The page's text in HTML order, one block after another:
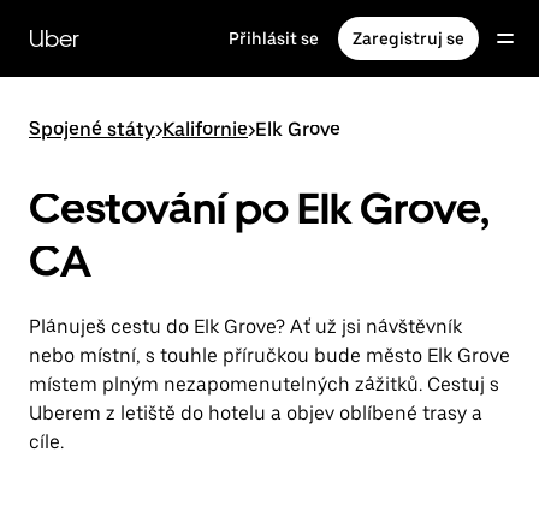
hlavní
obsah
Uber Přihlásit se Zaregistruj se
Spojené státy>Kalifornie>Elk Grove
Cestování po Elk Grove,
CA
Plánuješ cestu do Elk Grove? Ať už jsi návštěvník
nebo místní, s touhle příručkou bude město Elk Grove
místem plným nezapomenutelných zážitků. Cestuj s
Uberem z letiště do hotelu a objev oblíbené trasy a
cíle.